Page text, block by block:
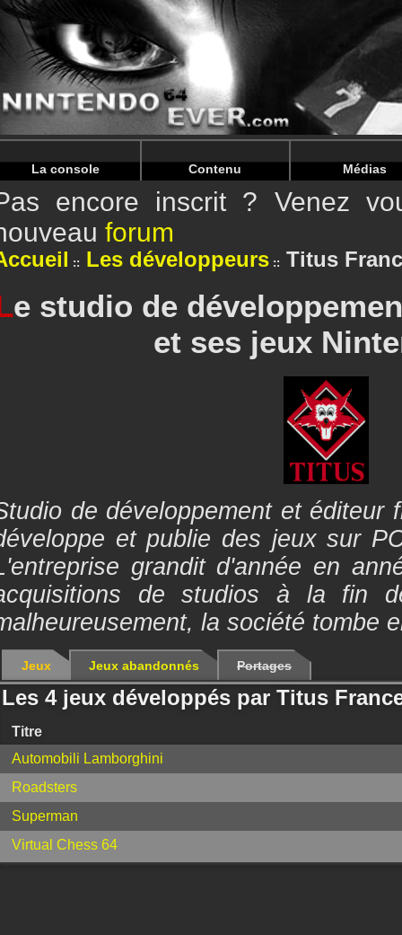
Warning: Undefined array key "HTTP_REFERER" in /
Warning: Undefined array key "HTTP_REFERER" in /
La console Contenu Médias
encore inscrit ? Venez
forum
Les développeurs Titus
e studio de
et ses jeux
de développement et éditeur
et publie des jeux sur
grandit d'année en
de studios à la fin
la société tombe
Jeux Jeux abandonnés Portages
Les 4 jeux développés par Titus
Titre
Automobili Lamborghini
Roadsters
Superman
Virtual Chess 64